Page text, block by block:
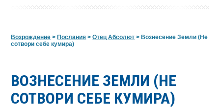
Возрождение >Послания >Отец Абсолют >Вознесение Земли (Не
сотвори себе кумира)
ВОЗНЕСЕНИЕ ЗЕМЛИ (НЕ
СОТВОРИ СЕБЕ КУМИРА)